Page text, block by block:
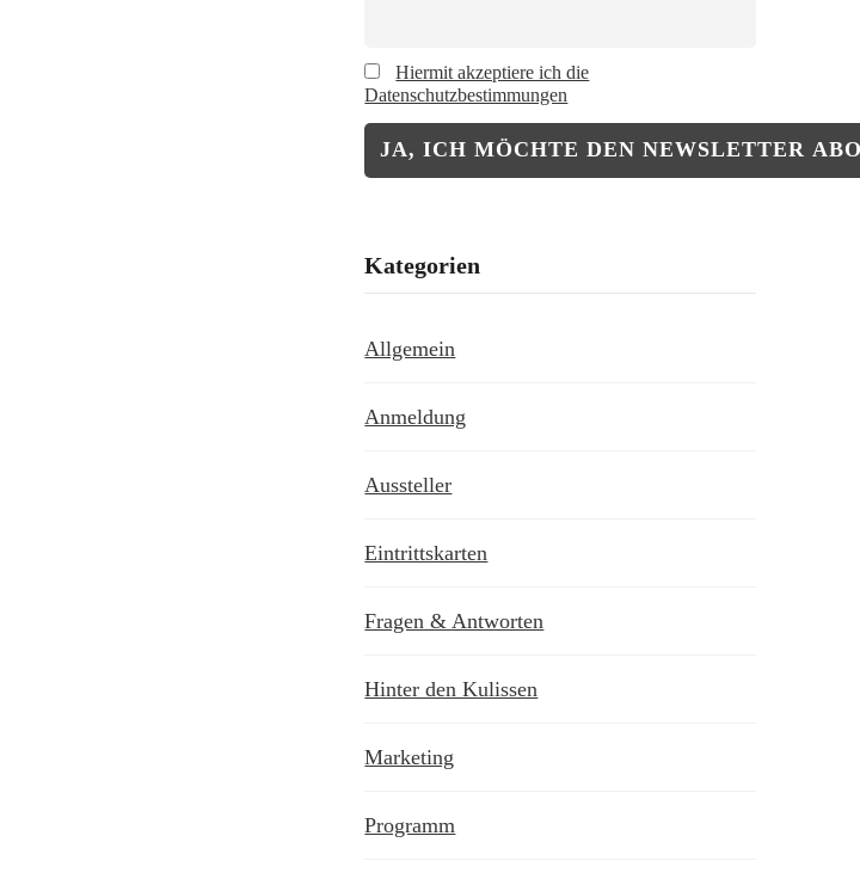
Hiermit akzeptiere ich die
Datenschutzbestimmungen
Kategorien
Allgemein
Anmeldung
Aussteller
Eintrittskarten
Fragen & Antworten
Hinter den Kulissen
Marketing
Programm